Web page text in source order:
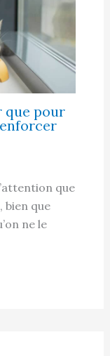
que pour
que
bien que
ne le